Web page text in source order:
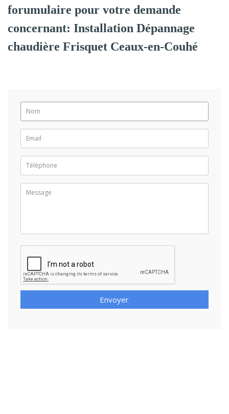
forumulaire pour votre demande
concernant: Installation Dépannage
chaudière Frisquet Ceaux-en-Couhé
Envoyer